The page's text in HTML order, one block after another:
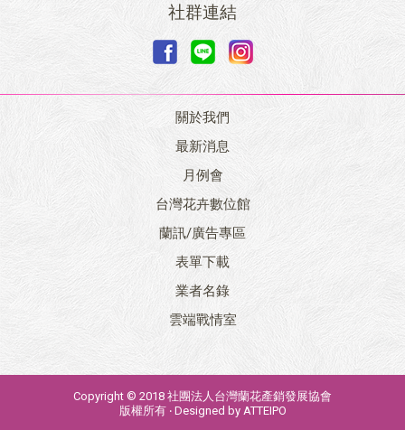
社群連結
關於我們
最新消息
月例會
台灣花卉數位館
蘭訊/廣告專區
表單下載
業者名錄
雲端戰情室
Copyright © 2018 社團法人台灣蘭花產銷發展協會
版權所有 ‧ Designed by ATTEIPO